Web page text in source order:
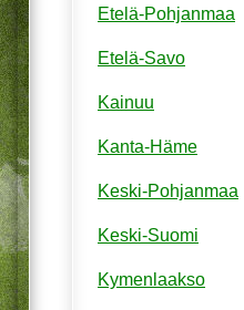
Etelä-Pohjanmaa
Etelä-Savo
Kainuu
Kanta-Häme
Keski-Pohjanmaa
Keski-Suomi
Kymenlaakso